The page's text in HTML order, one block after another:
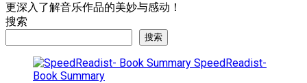
更深入了解音乐作品的美妙与感动！
搜索
搜索
SpeedReadist-
Book Summary